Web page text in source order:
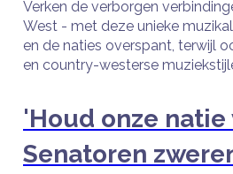
Verken de verborgen
West - met deze unieke
en de naties overspant, terwijl
en country-westerse
'Houd onze natie
Senatoren